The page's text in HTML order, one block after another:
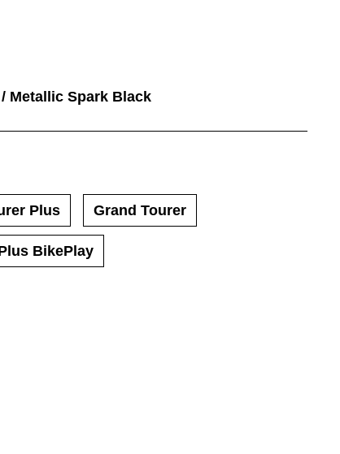
Metallic Spark Black
Plus Grand Tourer
BikePlay